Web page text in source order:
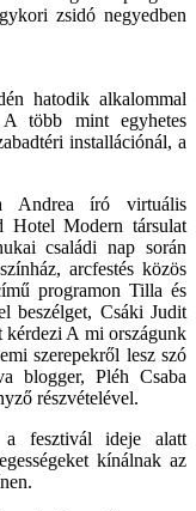
zsidó negyedben
hatodik alkalommal
A több mint egyhetes
installációnál, a
Andrea író virtuális
Hotel Modern társulat
családi nap során
arcfestés közös
programon Tilla és
beszélget, Csáki Judit
kérdezi A mi országunk
szerepekről lesz szó
blogger, Pléh Csaba
részvételével.
fesztivál ideje alatt
kínálnak az